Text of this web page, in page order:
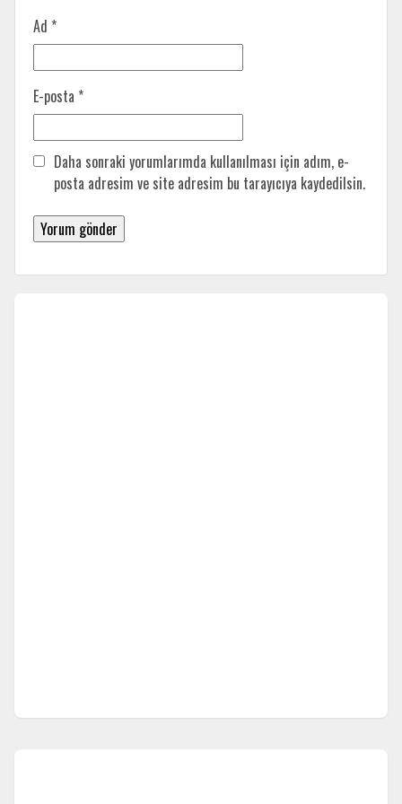
Ad *
E-posta *
Daha sonraki yorumlarımda kullanılması için adım, e-
posta adresim ve site adresim bu tarayıcıya kaydedilsin.